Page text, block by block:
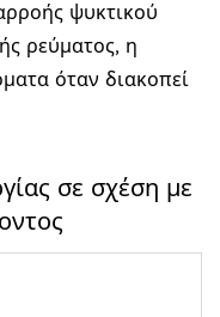
ψυκτικού
ρεύματος, η
όταν διακοπεί
σε σχέση με